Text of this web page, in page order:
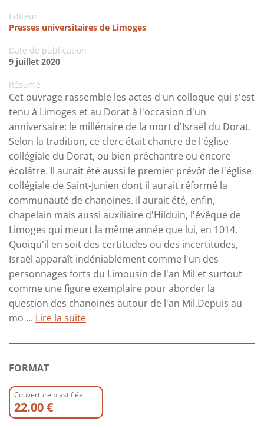
Editeur
Presses universitaires de Limoges
Date de publication
9 juillet 2020
Résumé
Cet ouvrage rassemble les actes d'un colloque qui s'est
tenu à Limoges et au Dorat à l'occasion d'un
anniversaire: le millénaire de la mort d'Israël du Dorat.
Selon la tradition, ce clerc était chantre de l'église
collégiale du Dorat, ou bien préchantre ou encore
écolâtre. Il aurait été aussi le premier prévôt de l'église
collégiale de Saint-Junien dont il aurait réformé la
communauté de chanoines. Il aurait été, enfin,
chapelain mais aussi auxiliaire d'Hilduin, l'évêque de
Limoges qui meurt la même année que lui, en 1014.
Quoiqu'il en soit des certitudes ou des incertitudes,
Israël apparaît indéniablement comme l'un des
personnages forts du Limousin de l'an Mil et surtout
comme une figure exemplaire pour aborder la
question des chanoines autour de l'an Mil.Depuis au
mo ... Lire la suite
FORMAT
Couverture plastifiée
22.00 €